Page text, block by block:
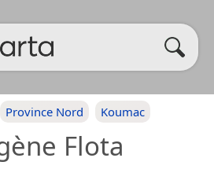
Province Nord Koumac
Flota